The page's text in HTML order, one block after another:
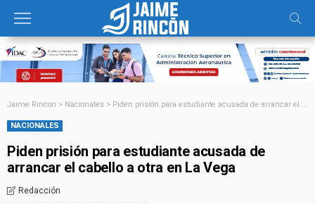
Jaime Rincon > Nacionales > Piden prisión para estudiante acusada de arrancar el cabello a otra en La Vega
NACIONALES
Piden prisión para estudiante acusada de
arrancar el cabello a otra en La Vega
Redacción